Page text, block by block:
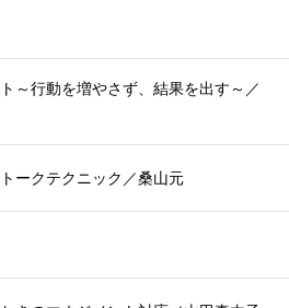
～行動を増やさず、結果を出す～／
ークテクニック／桑山元